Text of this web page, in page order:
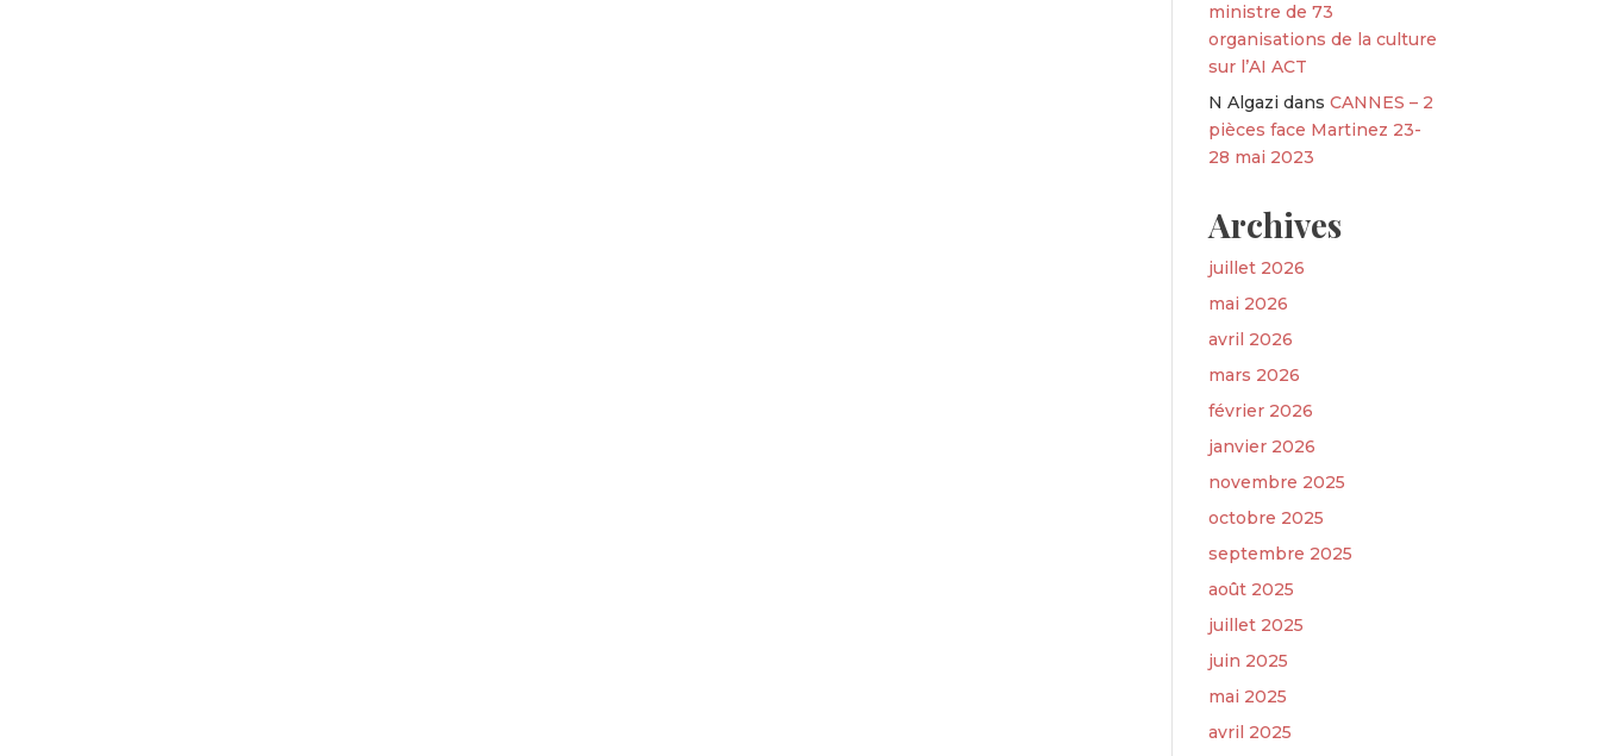
ministre de 73
organisations de la culture
sur l’AI ACT
N Algazi dansCANNES – 2
pièces face Martinez 23-
28 mai 2023
Archives
juillet 2026
mai 2026
avril 2026
mars 2026
février 2026
janvier 2026
novembre 2025
octobre 2025
septembre 2025
août 2025
juillet 2025
juin 2025
mai 2025
avril 2025